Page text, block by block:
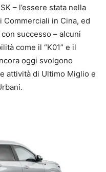
– l’essere stata nella
Commerciali in Cina, ed
successo – alcuni
come il “K01” e il
oggi svolgono
attività di Ultimo Miglio e